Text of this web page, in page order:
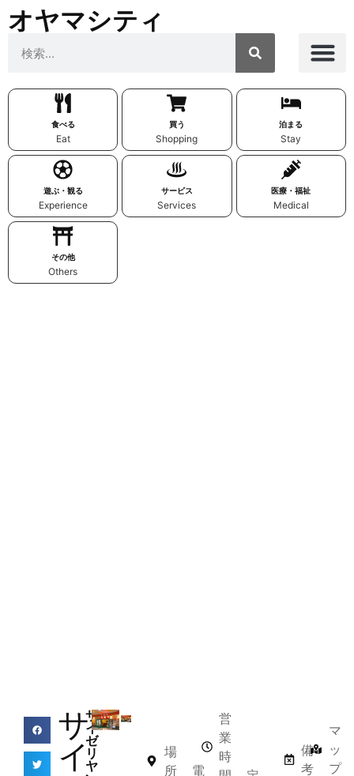
オヤマシティ
食べる
Eat
買う
Shopping
泊まる
Stay
遊ぶ・観る
Experience
サービス
Services
医療・福祉
Medical
その他
Others
サ
イ
サ
イ
ゼ
リ
ヤ
場
所
電
営
業
時
備
考
マ
ッ
プ